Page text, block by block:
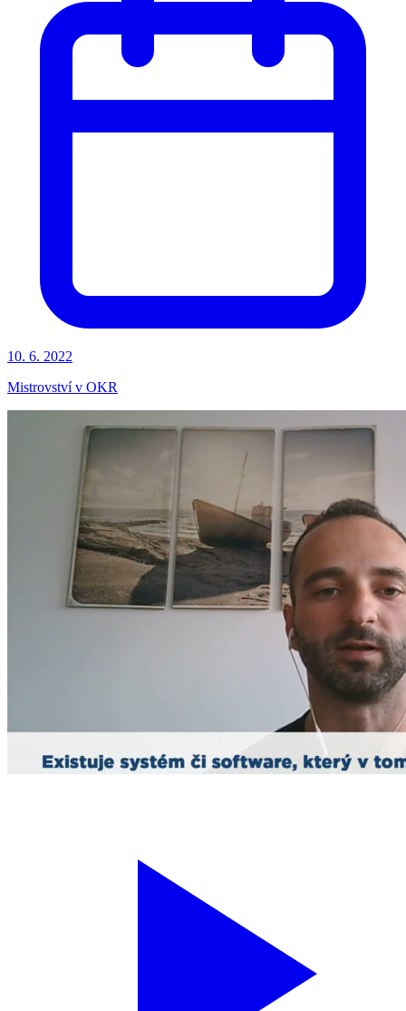
10. 6. 2022
Mistrovství v OKR